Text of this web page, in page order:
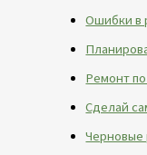
Ошибки в
Ремонт
Сделай
Черновые